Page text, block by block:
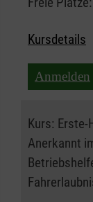
Kursdetails
Anmelden
Kurs: Erste-
Anerkannt